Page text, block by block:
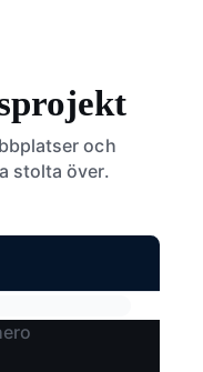
och
stolta över.